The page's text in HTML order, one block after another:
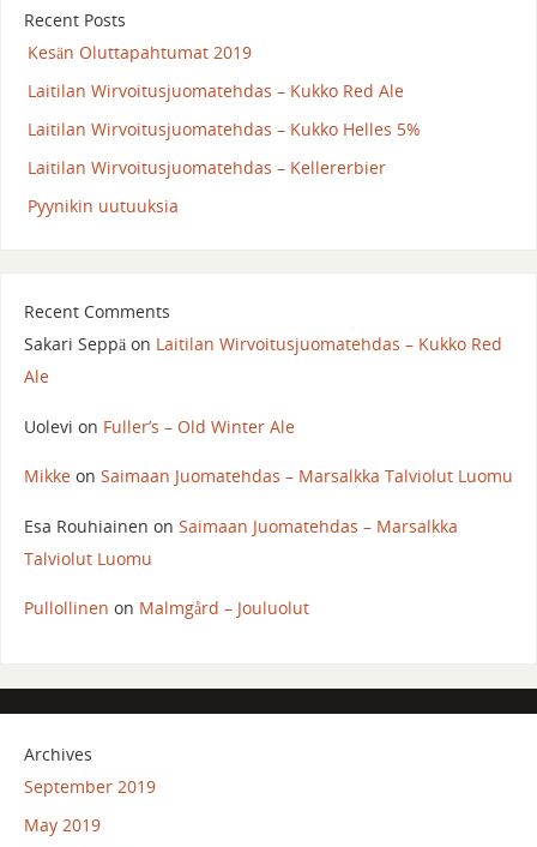
Recent Posts
Kesän Oluttapahtumat 2019
Laitilan Wirvoitusjuomatehdas – Kukko Red Ale
Laitilan Wirvoitusjuomatehdas – Kukko Helles 5%
Laitilan Wirvoitusjuomatehdas – Kellererbier
Pyynikin uutuuksia
Recent Comments
Sakari Seppäon Laitilan Wirvoitusjuomatehdas – Kukko Red
Ale
Uolevi on Fuller’s – Old Winter Ale
Mikkeon Saimaan Juomatehdas – Marsalkka Talviolut Luomu
Esa Rouhiainen on Saimaan Juomatehdas – Marsalkka
Talviolut Luomu
Pullollinen on Malmgård – Jouluolut
Archives
September 2019
May 2019